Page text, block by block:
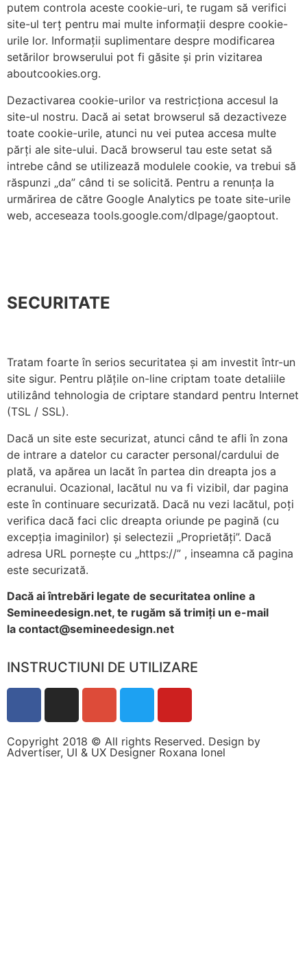
putem controla aceste cookie-uri, te rugam să verifici
site-ul terț pentru mai multe informații despre cookie-
urile lor. Informații suplimentare despre modificarea
setărilor browserului pot fi găsite și prin vizitarea
aboutcookies.org.
Dezactivarea cookie-urilor va restricționa accesul la
site-ul nostru. Dacă ai setat browserul să dezactiveze
toate cookie-urile, atunci nu vei putea accesa multe
părți ale site-ului. Dacă browserul tau este setat să
intrebe când se utilizează modulele cookie, va trebui să
răspunzi „da” când ti se solicită. Pentru a renunța la
urmărirea de către Google Analytics pe toate site-urile
web, acceseaza tools.google.com/dlpage/gaoptout.
SECURITATE
Tratam foarte în serios securitatea și am investit într-un
site sigur. Pentru plățile on-line criptam toate detaliile
utilizând tehnologia de criptare standard pentru Internet
(TSL / SSL).
Dacă un site este securizat, atunci când te afli în zona
de intrare a datelor cu caracter personal/cardului de
plată, va apărea un lacăt în partea din dreapta jos a
ecranului. Ocazional, lacătul nu va fi vizibil, dar pagina
este în continuare securizată. Dacă nu vezi lacătul, poți
verifica dacă faci clic dreapta oriunde pe pagină (cu
excepția imaginilor) și selectezii „Proprietăți”. Dacă
adresa URL pornește cu „https://” , inseamna că pagina
este securizată.
Dacă ai întrebări legate de securitatea online a
Semineedesign.net, te rugăm să trimiți un e-mail
la contact@semineedesign.net
INSTRUCTIUNI DE UTILIZARE
Copyright 2018 © All rights Reserved. Design by
Advertiser, UI & UX Designer Roxana Ionel